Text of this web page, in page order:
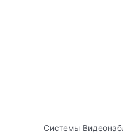
Системы